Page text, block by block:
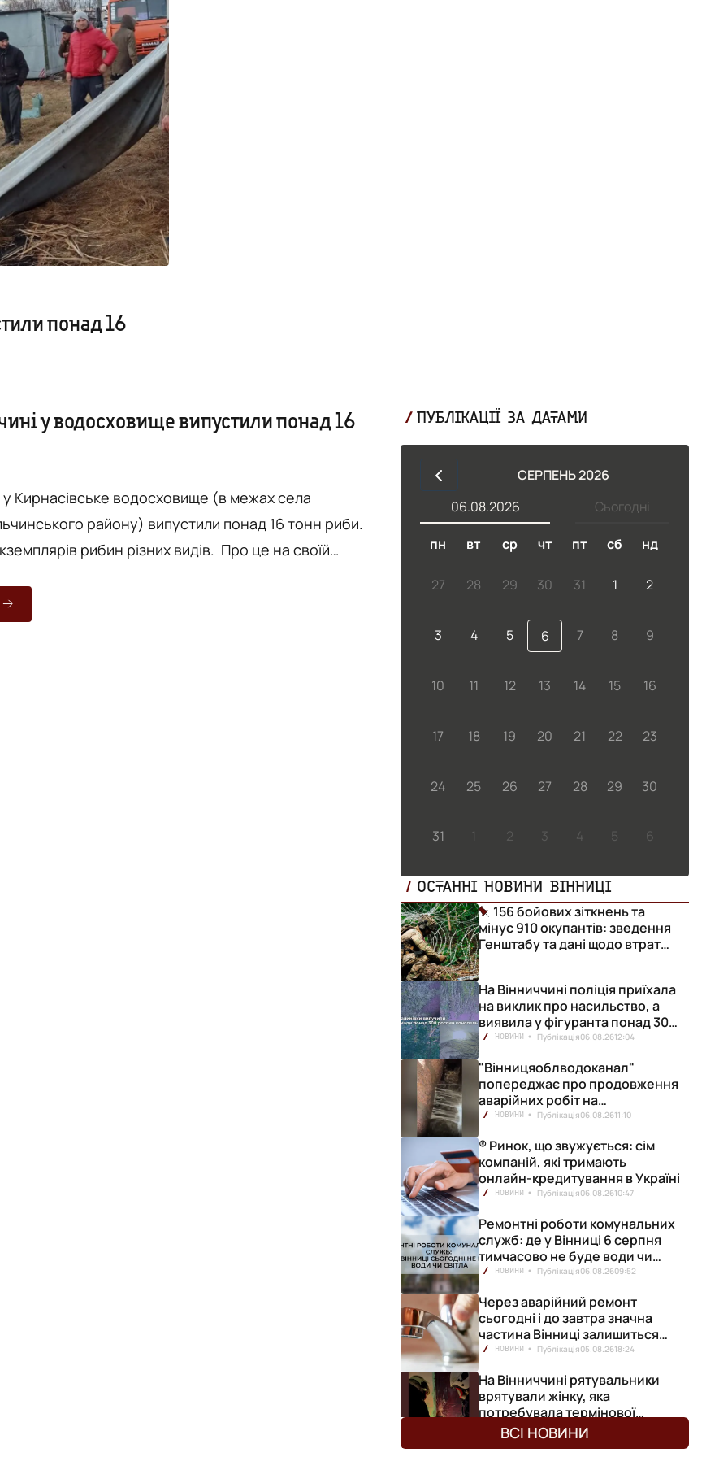
понад 16
у водосховище випустили понад 16
у Кирнасівське водосховище (в межах села
району) випустили понад 16 тонн риби.
рибин різних видів. Про це на своїй
відбулося 26 – 27 листопада в межах
Тульчинського району Вінницької області. Так, до
ПУБЛІКАЦІЇ ЗА ДАТАМИ
СЕРПЕНЬ 2026
Сьогодні
06.08.2026
пн вт ср чт пт сб нд
27 28 29 30 31 1 2
3 4 5 6 7 8 9
10 11 12 13 14 15 16
17 18 19 20 21 22 23
24 25 26 27 28 29 30
31 1 2 3 4 5 6
ОСТАННІ НОВИНИ ВІННИЦІ
156 бойових зіткнень та
мінус 910 окупантів: зведення
Генштабу та дані щодо втрат
На Вінниччині поліція приїхала
на виклик про насильство, а
виявила у фігуранта понад 300
конопель
НОВИНИ Публікація06.08.2612:04
"Вінницяоблводоканал"
попереджає про продовження
аварійних робіт на
водопровідній станції
НОВИНИ Публікація06.08.2611:10
® Ринок, що звужується: сім
компаній, які тримають
онлайн-кредитування в Україні
НОВИНИ Публікація06.08.2610:47
Ремонтні роботи комунальних
служб: де у Вінниці 6 серпня
тимчасово не буде води чи
світла
НОВИНИ Публікація06.08.2609:52
Через аварійний ремонт
сьогодні і до завтра значна
частина Вінниці залишиться
без води
НОВИНИ Публікація05.08.2618:24
На Вінниччині рятувальники
врятували жінку, яка
потребувала термінової
медичної допомоги
НОВИНИ Публікація05.08.26
ВСІ НОВИНИ